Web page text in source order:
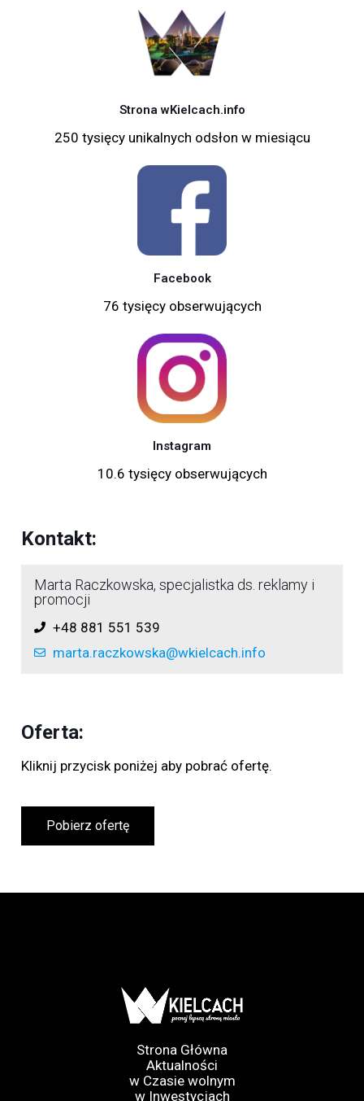
Strona wKielcach.info
250 tysięcy unikalnych odsłon w miesiącu
Facebook
76 tysięcy obserwujących
Instagram
10.6 tysięcy obserwujących
Kontakt:
Marta Raczkowska, specjalistka ds. reklamy i
promocji
+48 881 551 539
marta.raczkowska@wkielcach.info
Oferta:
Kliknij przycisk poniżej aby pobrać ofertę.
Pobierz ofertę
Strona Główna
Aktualności
w Czasie wolnym
w Inwestycjach